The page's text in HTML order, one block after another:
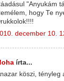
"Anyukám
hogy Te
december 10.
írta...
köszi, tényleg